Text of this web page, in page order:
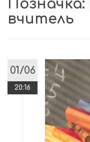
Позначка:
вчитель
01/06
20:16